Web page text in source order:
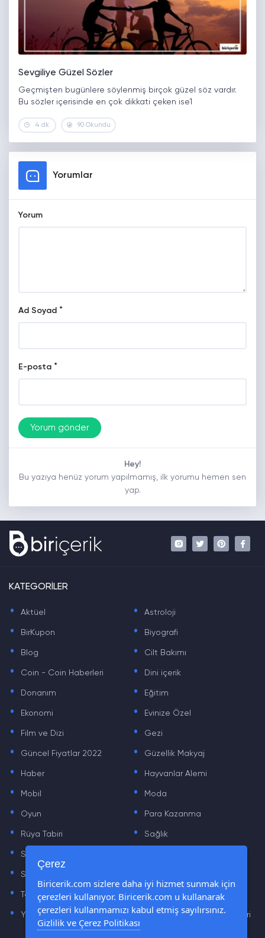
Sevgiliye Güzel Sözler
Geçmişten bugünlere söylenmiş birçok güzel söz vardır.
Bu sözler içerisinde en çok dikkati çeken ise1
4 dk. 90 Okundu
Yorumlar
Yorum
Ad Soyad *
E-posta *
Hey!
Bu yazıya henüz yorum yapılmamış, ilk yorumu hemen sen
yap.
KATEGORİLER
. Aktüel . Astroloji
. BirKupon . Biyografi
. Blog . Cilt Bakımı
. Coin - Coin Haberleri . Dini içerik
. Donanım . Eğitim
. Ekonomi . Evinize Özel
. Film ve Dizi . Gezi
. Güncel Fiyatlar 2022 . Güzellik Makyaj
. Haber . Hayvanlar Alemi
. Mobil . Moda
. Oyun . Para Kazanma
. Rüya Tabiri . Sağlık
. Sinema .
. Sözler
. Teknoloji Haberleri . Yaşam
. Yazılım Haberleri . Yiyecek Önerileri ve Tarifleri
Çerez
Biricerik.com sizlere daha iyi hizmet sunmak için
çerezleri kullanıyor. Biricerik.com u kullanarak
çerezleri kullanmamızı kabul etmiş sayılırsınız.
Gizlilik ve Çerez Politikası